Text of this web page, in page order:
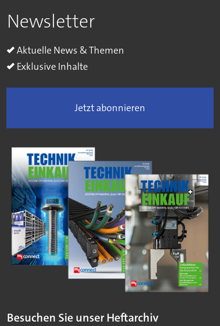
Newsletter
Aktuelle News & Themen
Exklusive Inhalte
Jetzt abonnieren
Besuchen Sie unser Heftarchiv